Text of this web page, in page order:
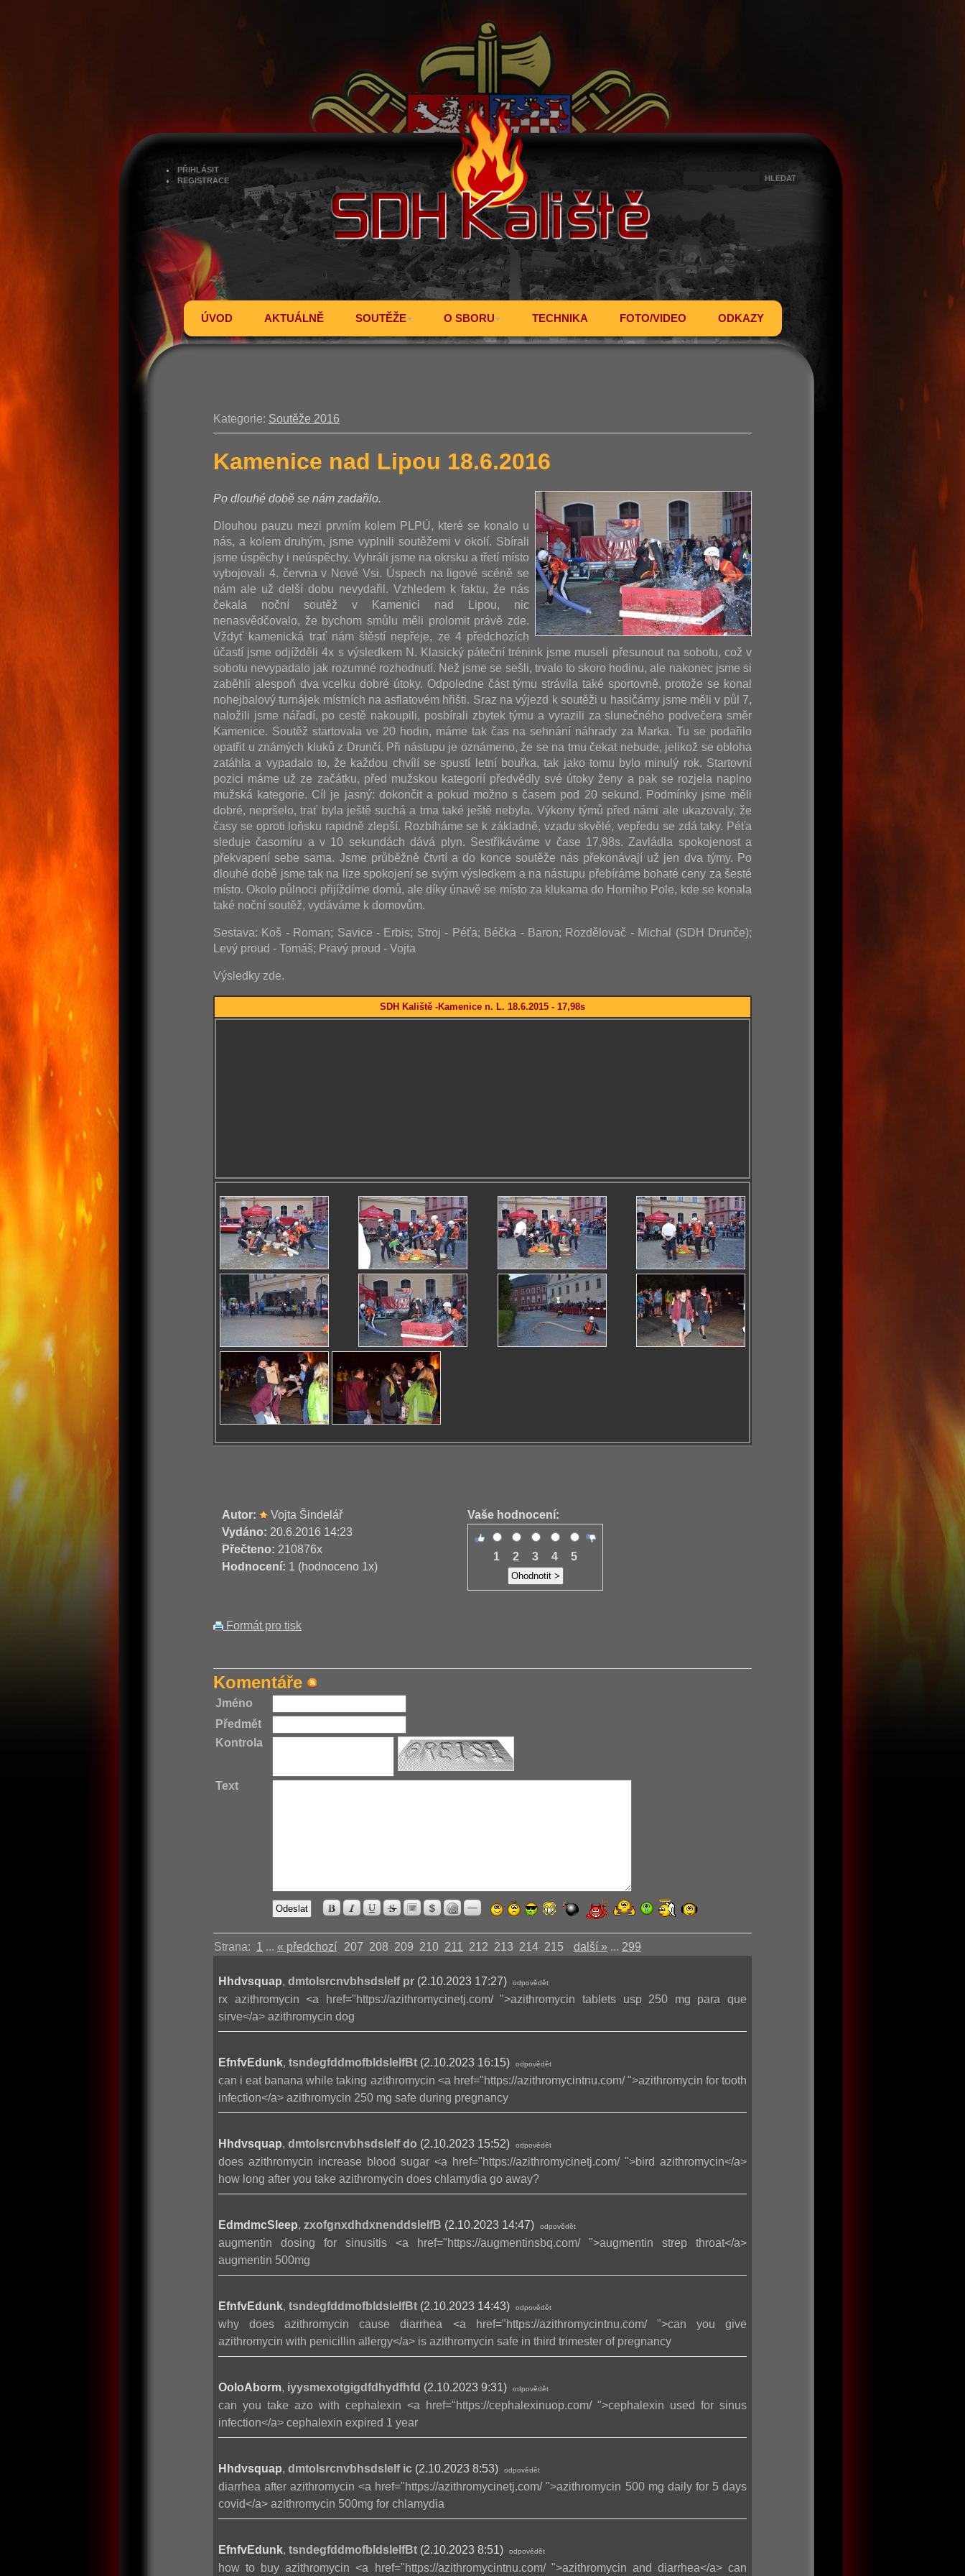
PŘIHLÁSIT
REGISTRACE
ÚVOD AKTUÁLNĚ SOUTĚŽE O SBORU TECHNIKA FOTO/VIDEO ODKAZY
Kategorie: Soutěže 2016
Kamenice nad Lipou 18.6.2016
Po dlouhé době se nám zadařilo.
Dlouhou pauzu mezi prvním kolem PLPÚ, které se konalo u
nás, a kolem druhým, jsme vyplnili soutěžemi v okolí. Sbírali
jsme úspěchy i neúspěchy. Vyhráli jsme na okrsku a třetí místo
vybojovali 4. června v Nové Vsi. Úspech na ligové scéně se
nám ale už delší dobu nevydařil. Vzhledem k faktu, že nás
čekala noční soutěž v Kamenici nad Lipou, nic
nenasvědčovalo, že bychom smůlu měli prolomit právě zde.
Vždyť kamenická trať nám štěstí nepřeje, ze 4 předchozích
účastí jsme odjížděli 4x s výsledkem N. Klasický páteční trénink jsme museli přesunout na sobotu, což v
sobotu nevypadalo jak rozumné rozhodnutí. Než jsme se sešli, trvalo to skoro hodinu, ale nakonec jsme si
zaběhli alespoň dva vcelku dobré útoky. Odpoledne část týmu strávila také sportovně, protože se konal
nohejbalový turnájek místních na asflatovém hřišti. Sraz na výjezd k soutěži u hasičárny jsme měli v půl 7,
naložili jsme nářadí, po cestě nakoupili, posbírali zbytek týmu a vyrazili za slunečného podvečera směr
Kamenice. Soutěž startovala ve 20 hodin, máme tak čas na sehnání náhrady za Marka. Tu se podařilo
opatřit u známých kluků z Drunčí. Při nástupu je oznámeno, že se na tmu čekat nebude, jelikož se obloha
zatáhla a vypadalo to, že každou chvílí se spustí letní bouřka, tak jako tomu bylo minulý rok. Startovní
pozici máme už ze začátku, před mužskou kategorií předvědly své útoky ženy a pak se rozjela naplno
mužská kategorie. Cíl je jasný: dokončit a pokud možno s časem pod 20 sekund. Podmínky jsme měli
dobré, nepršelo, trať byla ještě suchá a tma také ještě nebyla. Výkony týmů před námi ale ukazovaly, že
časy se oproti loňsku rapidně zlepší. Rozbíháme se k základně, vzadu skvělé, vepředu se zdá taky. Péťa
sleduje časomíru a v 10 sekundách dává plyn. Sestříkáváme v čase 17,98s. Zavládla spokojenost a
překvapení sebe sama. Jsme průběžně čtvrtí a do konce soutěže nás překonávají už jen dva týmy. Po
dlouhé době jsme tak na lize spokojení se svým výsledkem a na nástupu přebíráme bohaté ceny za šesté
místo. Okolo půlnoci přijíždíme domů, ale díky únavě se místo za klukama do Horního Pole, kde se konala
také noční soutěž, vydáváme k domovům.
Sestava: Koš - Roman; Savice - Erbis; Stroj - Péťa; Béčka - Baron; Rozdělovač - Michal (SDH Drunče);
Levý proud - Tomáš; Pravý proud - Vojta
Výsledky zde.
SDH Kaliště -Kamenice n. L. 18.6.2015 - 17,98s
Autor:
Vojta Šindelář
Vydáno: 20.6.2016 14:23
Přečteno: 210876x
Hodnocení: 1 (hodnoceno 1x)
Vaše hodnocení:
1 2 3 4 5
Formát pro tisk
Komentáře
Jméno
Předmět
Kontrola
Text
Strana: 1 ... « předchozí 207 208 209 210 211 212 213 214 215 další » ... 299
Hhdvsquap, dmtolsrcnvbhsdslelf pr (2.10.2023 17:27) odpovědět
rx azithromycin <a href="https://azithromycinetj.com/ ">azithromycin tablets usp 250 mg para que
sirve</a> azithromycin dog
EfnfvEdunk, tsndegfddmofbldslelfBt (2.10.2023 16:15) odpovědět
can i eat banana while taking azithromycin <a href="https://azithromycintnu.com/ ">azithromycin for tooth
infection</a> azithromycin 250 mg safe during pregnancy
Hhdvsquap, dmtolsrcnvbhsdslelf do (2.10.2023 15:52) odpovědět
does azithromycin increase blood sugar <a href="https://azithromycinetj.com/ ">bird azithromycin</a>
how long after you take azithromycin does chlamydia go away?
EdmdmcSleep, zxofgnxdhdxnenddslelfB (2.10.2023 14:47) odpovědět
augmentin dosing for sinusitis <a href="https://augmentinsbq.com/ ">augmentin strep throat</a>
augmentin 500mg
EfnfvEdunk, tsndegfddmofbldslelfBt (2.10.2023 14:43) odpovědět
why does azithromycin cause diarrhea <a href="https://azithromycintnu.com/ ">can you give
azithromycin with penicillin allergy</a> is azithromycin safe in third trimester of pregnancy
OoloAborm, iyysmexotgigdfdhydfhfd (2.10.2023 9:31) odpovědět
can you take azo with cephalexin <a href="https://cephalexinuop.com/ ">cephalexin used for sinus
infection</a> cephalexin expired 1 year
Hhdvsquap, dmtolsrcnvbhsdslelf ic (2.10.2023 8:53) odpovědět
diarrhea after azithromycin <a href="https://azithromycinetj.com/ ">azithromycin 500 mg daily for 5 days
covid</a> azithromycin 500mg for chlamydia
EfnfvEdunk, tsndegfddmofbldslelfBt (2.10.2023 8:51) odpovědět
how to buy azithromycin <a href="https://azithromycintnu.com/ ">azithromycin and diarrhea</a> can